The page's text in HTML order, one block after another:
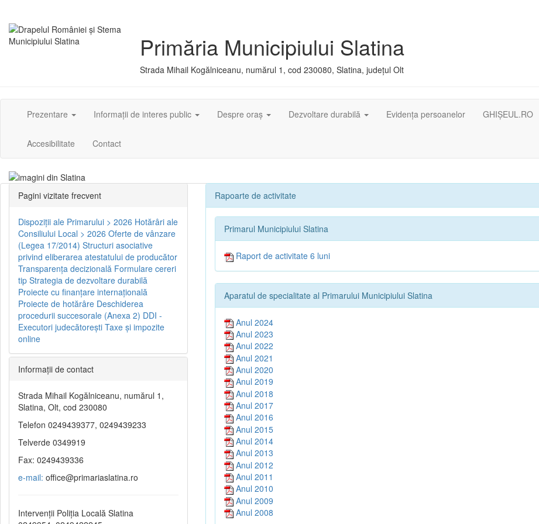
Primăria Municipiului Slatina
Strada Mihail Kogălniceanu, numărul 1, cod 230080, Slatina, județul Olt
Prezentare Informații de interes public Despre oraș Dezvoltare durabilă Evidența persoanelor GHIȘEUL.RO
Accesibilitate Contact
Rapoarte de activitate
Primarul Municipiului Slatina
Raport de activitate 6 luni
Aparatul de specialitate al Primarului Municipiului Slatina
Anul 2024
Anul 2023
Anul 2022
Anul 2021
Anul 2020
Anul 2019
Anul 2018
Anul 2017
Anul 2016
Anul 2015
Anul 2014
Anul 2013
Anul 2012
Anul 2011
Anul 2010
Anul 2009
Anul 2008
Pagini vizitate frecvent
Dispoziţii ale Primarului > 2026 Hotărâri ale
Consiliului Local > 2026 Oferte de vânzare
(Legea 17/2014) Structuri asociative
privind eliberarea atestatului de producător
Transparenţa decizională Formulare cereri
tip Strategia de dezvoltare durabilă
Proiecte cu finanţare internaţională
Proiecte de hotărâre Deschiderea
procedurii succesorale (Anexa 2) DDI -
Executori judecătorești Taxe şi impozite
online
Informaţii de contact
Strada Mihail Kogălniceanu, numărul 1,
Slatina, Olt, cod 230080
Telefon 0249439377, 0249439233
Telverde 0349919
Fax: 0249439336
e-mail: office@primariaslatina.ro
Intervenții Poliția Locală Slatina